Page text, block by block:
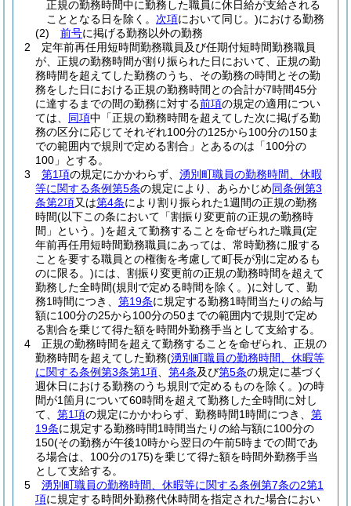
正規の勤務時間中に勤務した職員に休日給が支給される
こととなる日を除く。 次項において同じ。)における勤務
(2)
前号に掲げる勤務以外の勤務
2
定年前再任用短時間勤務職員及び任期付短時間勤務職員
が、正規の勤務時間が割り振られた日において、正規の勤
務時間を超えてした勤務のうち、その勤務の時間とその勤
務をした日における正規の勤務時間との合計が7時間45分
に達するまでの間の勤務に対する前項の規定の適用につい
ては、 同項中「正規の勤務時間を超えてした次に掲げる勤
務の区分に応じてそれぞれ100分の125から100分の150ま
での範囲内で規則で定める割合」とあるのは「100分の
100」とする。
3
第1項の規定にかかわらず、 湧別町職員の勤務時間、休暇
等に関する条例第5条の規定により、あらかじめ同条例第3
条第2項又は第4条により割り振られた1週間の正規の勤務
時間(以下この条において「割振り変更前の正規の勤務時
間」という。)を超えて勤務することを命ぜられた職員(定
年前再任用短時間勤務職員にあっては、常時勤務に服する
ことを要する職員との権衡を考慮して町長が別に定めるも
のに限る。)には、割振り変更前の正規の勤務時間を超えて
勤務した全時間(規則で定める時間を除く。)に対して、勤
務1時間につき、 第19条に規定する勤務1時間当たりの給与
額に100分の25から100分の50までの範囲内で規則で定め
る割合を乗じて得た額を時間外勤務手当として支給する。
4
正規の勤務時間を超えて勤務することを命ぜられ、正規の
勤務時間を超えてした勤務(湧別町職員の勤務時間、休暇等
に関する条例第3条第1項
第4条及び第5条の規定に基づく
週休日における勤務のうち規則で定めるものを除く。)の時
間が1箇月について60時間を超えて勤務した全時間に対し
て、 第1項の規定にかかわらず、勤務時間1時間につき、 第
19条に規定する勤務時間1時間当たりの給与額に100分の
150(その勤務が午後10時から翌日の午前5時までの間であ
る場合は、100分の175)を乗じて得た額を時間外勤務手当
として支給する。
5
湧別町職員の勤務時間、休暇等に関する条例第7条の2第1
項に規定する時間外勤務代休時間を指定された場合におい